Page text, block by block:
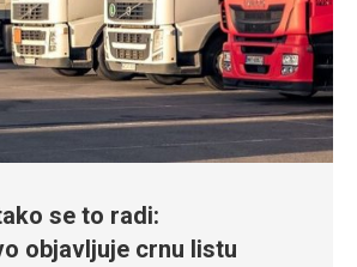
se to radi:
objavljuje crnu listu